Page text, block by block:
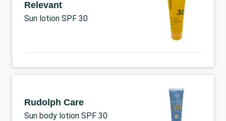
Relevant
Sun lotion SPF 30
Rudolph Care
Sun body lotion SPF 30